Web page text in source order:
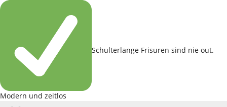
Modern und zeitlos
Schulterlange Frisuren sind nie out.